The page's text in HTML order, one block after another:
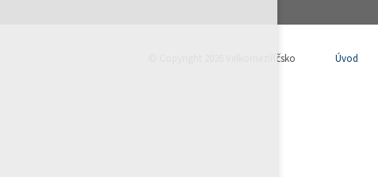
© Copyright 2026 Velkomeziříčsko Úvod